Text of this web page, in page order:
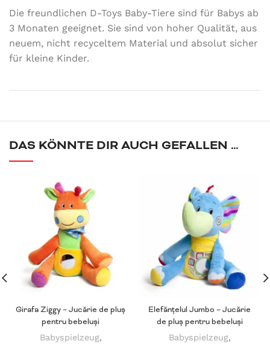
Die freundlichen D-Toys Baby-Tiere sind für Babys ab
3 Monaten geeignet. Sie sind von hoher Qualität, aus
neuem, nicht recyceltem Material und absolut sicher
für kleine Kinder.
DAS KÖNNTE DIR AUCH GEFALLEN …
Girafa Ziggy – Jucărie de pluș
pentru bebeluși
Babyspielzeug,
Elefănțelul Jumbo – Jucărie
de pluș pentru bebeluși
Babyspielzeug,